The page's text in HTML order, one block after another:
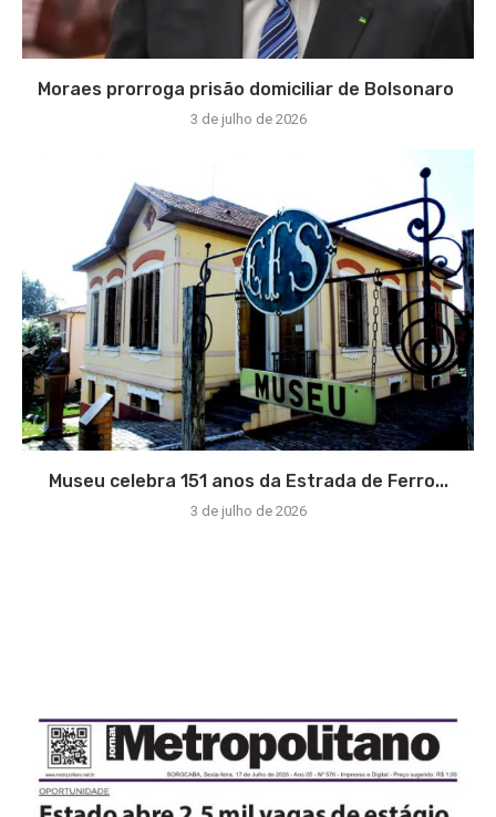
Moraes prorroga prisão domiciliar de Bolsonaro
3 de julho de 2026
Museu celebra 151 anos da Estrada de Ferro...
3 de julho de 2026